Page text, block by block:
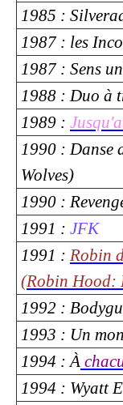
1985 :
1987 : les
1987 : Sens
1988 : Duo à
1989 :
1990 : Danse
Wolves)
1990 :
1991 : JFK
1991 : Robin
(Robin Hood:
1992 :
1993 : Un
1994 : À
1994 : Wyatt